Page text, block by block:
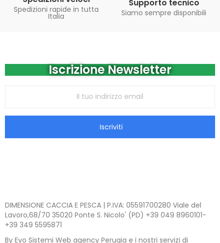
Spedizioni rapide in tutta
Italia
Supporto tecnico
Siamo sempre disponibili
Iscrizione Newsletter
Iscriviti
DIMENSIONE CACCIA E PESCA | P.IVA: 05591700280 Viale del
Lavoro,68/70 35020 Ponte S. Nicolo' (PD) +39 049 8960101-
+39 349 5595871
By Evo Sistemi Web agency Perugia e i nostri servizi di